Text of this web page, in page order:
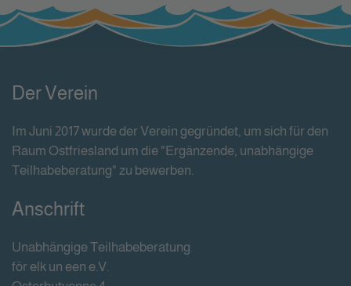
Der Verein
Im Juni 2017 wurde der Verein gegründet, um sich für den
Raum Ostfriesland um die "Ergänzende, unabhängige
Teilhabeberatung" zu bewerben.
Anschrift
Unabhängige Teilhabeberatung
för elk un een e.V.